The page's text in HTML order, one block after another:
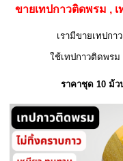
ขายเทปกาวติดพรม ,
เรามีขายเทปก
ใช้เทปกาวติดพร
ราคาชุด 10 ม้ว